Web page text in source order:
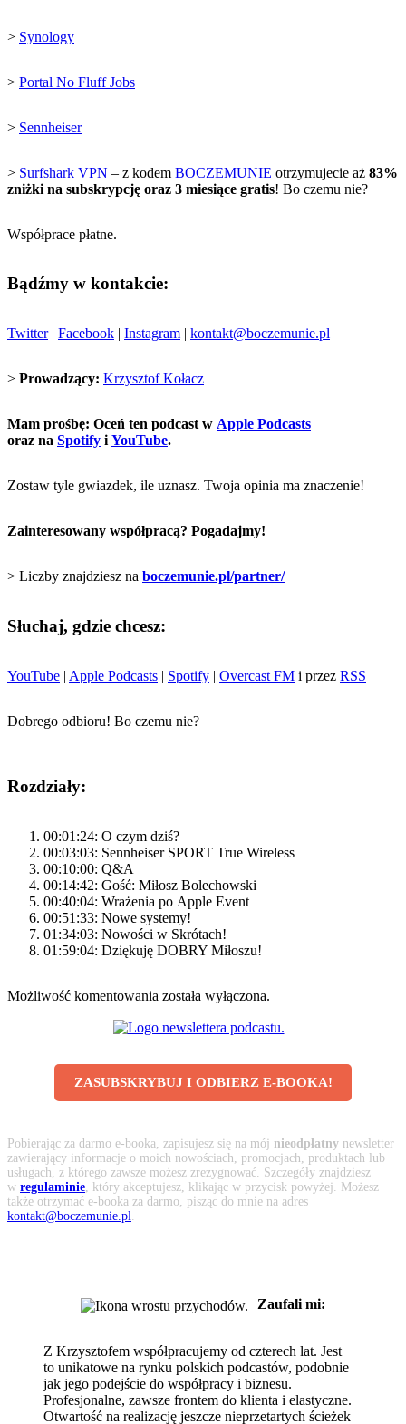
> Synology
> Portal No Fluff Jobs
> Sennheiser
> Surfshark VPN – z kodem BOCZEMUNIE otrzymujecie aż 83%
zniżki na subskrypcję oraz 3 miesiące gratis! Bo czemu nie?
Współprace płatne.
Bądźmy w kontakcie:
Twitter| Facebook | Instagram | kontakt@boczemunie.pl
> Prowadzący: Krzysztof Kołacz
Mam prośbę: Oceń ten podcast w Apple Podcasts
oraz na Spotify i YouTube.
Zostaw tyle gwiazdek, ile uznasz. Twoja opinia ma znaczenie!
Zainteresowany współpracą? Pogadajmy!
> Liczby znajdziesz na boczemunie.pl/partner/
Słuchaj, gdzie chcesz:
YouTube | Apple Podcasts | Spotify | Overcast FM i przez RSS
Dobrego odbioru! Bo czemu nie?
Rozdziały:
00:01:24: O czym dziś?
00:03:03: Sennheiser SPORT True Wireless
00:10:00: Q&A
00:14:42: Gość: Miłosz Bolechowski
00:40:04: Wrażenia po Apple Event
00:51:33: Nowe systemy!
01:34:03: Nowości w Skrótach!
01:59:04: Dziękuję DOBRY Miłoszu!
Możliwość komentowania została wyłączona.
ZASUBSKRYBUJ I ODBIERZ E-BOOKA!
Pobierając za darmo e-booka, zapisujesz się na mój nieodpłatny newsletter
zawierający informacje o moich nowościach, promocjach, produktach lub
usługach, z którego zawsze możesz zrezygnować. Szczegóły znajdziesz
w regulaminie, który akceptujesz, klikając w przycisk powyżej. Możesz
także otrzymać e-booka za darmo, pisząc do mnie na adres
kontakt@boczemunie.pl.
Zaufali mi:
Z Krzysztofem współpracujemy od czterech lat. Jest
to unikatowe na rynku polskich podcastów, podobnie
jak jego podejście do współpracy i biznesu.
Profesjonalne, zawsze frontem do klienta i elastyczne.
Otwartość na realizację jeszcze nieprzetartych ścieżek